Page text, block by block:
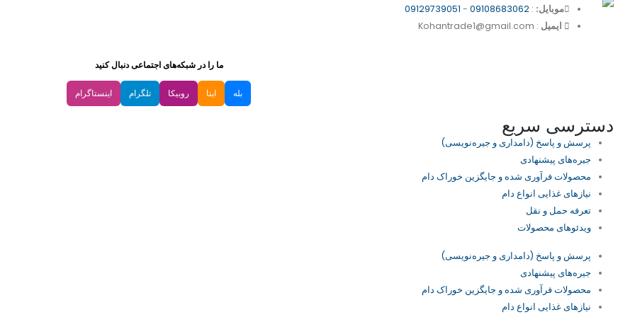
موبایل: :
09108683062
-
09129739051
ایمیل : Kohantrade1@gmail.com
ما را در شبکه‌های اجتماعی دنبال کنید
بله ایتا روبیکا تلگرام اینستاگرام
دسترسی سریع
پرسش و پاسخ (دامداری و جیره‌نویسی)
جیره‌های پیشنهادی
محصولات فرآوری شده و جایگزین خوراک دام
نیازهای غذایی انواع دام
تعرفه حمل و نقل
ویدئو‌های محصولات
پرسش و پاسخ (دامداری و جیره‌نویسی)
جیره‌های پیشنهادی
محصولات فرآوری شده و جایگزین خوراک دام
نیازهای غذایی انواع دام